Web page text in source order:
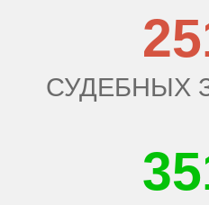
СУДЕБНЫХ